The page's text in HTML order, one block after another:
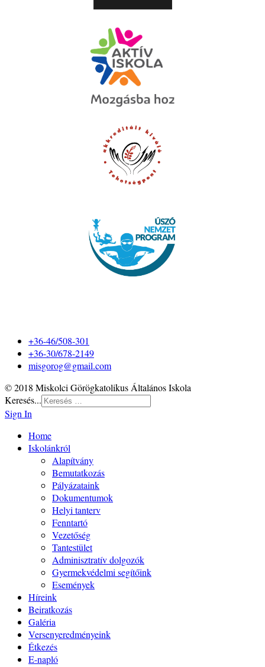
+36-46/508-301
+36-30/678-2149
misgorog@gmail.com
© 2018 Miskolci Görögkatolikus Általános Iskola
Keresés...
Sign In
Home
Iskolánkról
Alapítvány
Bemutatkozás
Pályázataink
Dokumentumok
Helyi tanterv
Fenntartó
Vezetőség
Tantestület
Adminisztratív dolgozók
Gyermekvédelmi segítőink
Események
Híreink
Beiratkozás
Galéria
Versenyeredményeink
Étkezés
E-napló